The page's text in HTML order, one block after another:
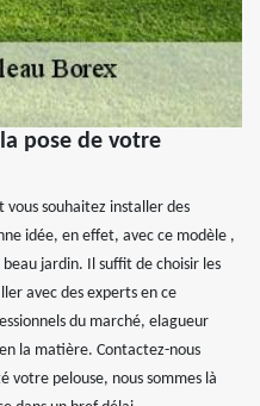
pose de votre
souhaitez installer des
idée, en effet, avec ce modèle ,
jardin. Il suffit de choisir les
avec des experts en ce
du marché, elagueur
la matière. Contactez-nous
votre pelouse, nous sommes là